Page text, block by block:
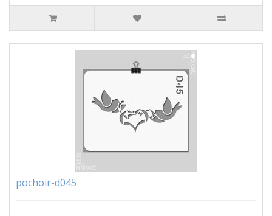
pochoir-d045